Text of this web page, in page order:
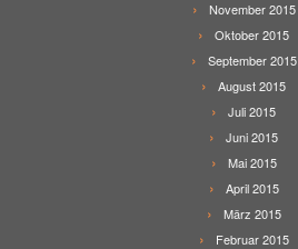
November 2015
Oktober 2015
September 2015
August 2015
Juli 2015
Juni 2015
Mai 2015
April 2015
März 2015
Februar 2015